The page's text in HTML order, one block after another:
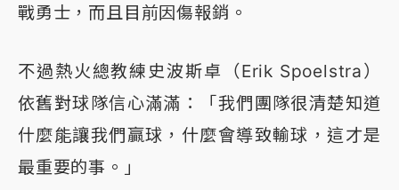
戰勇士，而且目前因傷報銷。
不過熱火總教練史波斯卓（Erik Spoelstra）
依舊對球隊信心滿滿：「我們團隊很清楚知道
什麼能讓我們贏球，什麼會導致輸球，這才是
最重要的事。」